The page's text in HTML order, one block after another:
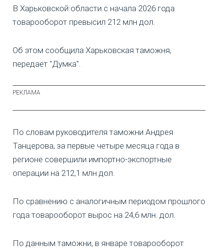
В Харьковской области с начала 2026 года
товарооборот превысил 212 млн дол.
Об этом сообщила Харьковская таможня,
передает "Думка".
По словам руководителя таможни Андрея
Танцерова, за первые четыре месяца года в
регионе совершили импортно-экспортные
операции на 212,1 млн дол.
По сравнению с аналогичным периодом прошлого
года товарооборот вырос на 24,6 млн. дол.
По данным таможни, в январе товарооборот